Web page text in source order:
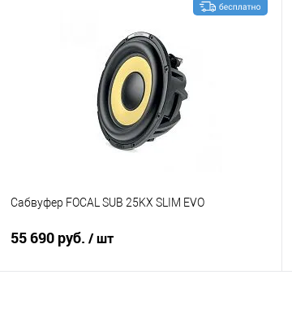
В избранное
Сабвуфер FOCAL SUB 25KX SLIM EVO
55 690 руб. / шт